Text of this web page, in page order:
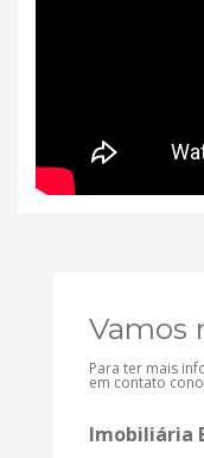
Vamos
Para ter mais
em contato
Imobiliária